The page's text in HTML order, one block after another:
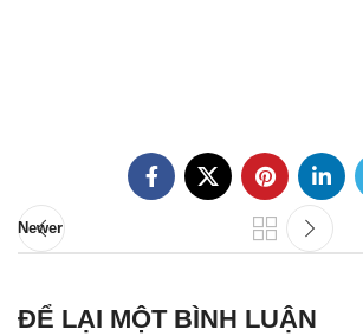
Newer
ĐỂ LẠI MỘT BÌNH LUẬN